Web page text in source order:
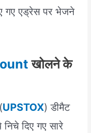
गए एड्रेस पर भेजने
खोलने के
UPSTOX) डीमैट
दिए गए सारे